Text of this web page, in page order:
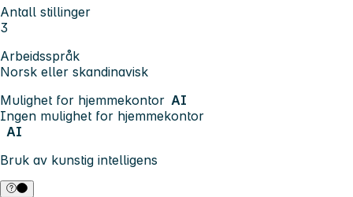
Antall stillinger
3
Arbeidsspråk
Norsk eller skandinavisk
Mulighet for hjemmekontor AI
Ingen mulighet for hjemmekontor
AI
Bruk av kunstig intelligens